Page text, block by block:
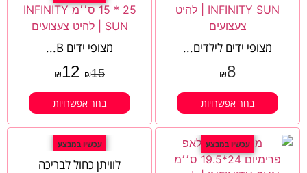
מצופי ידים לילדים...
₪8
בחר אפשרויות
מצופי ידים B...
₪15
₪12
בחר אפשרויות
עכשיו במבצע עכשיו במבצע
לוויתן כחול לבריכה